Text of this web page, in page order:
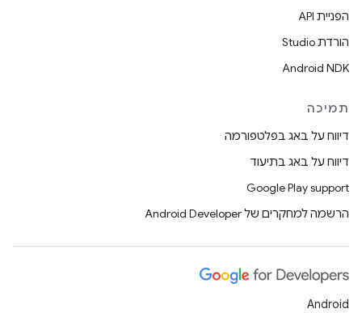
הפניית API
הורדת Studio
Android NDK
תמיכה
דיווח על באג בפלטפורמה
דיווח על באג בתיעוד
Google Play support
הרשמה למחקרים של Android Developer
Android